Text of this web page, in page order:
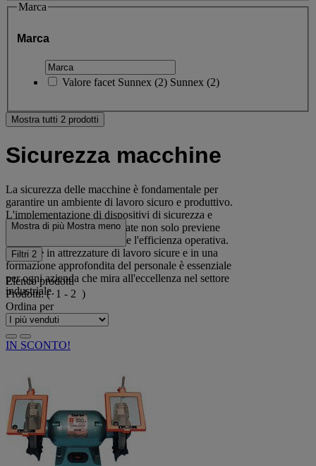
Marca
Marca
Valore facet Sunnex (2) Sunnex (2)
Mostra tutti 2 prodotti
Sicurezza macchine
La sicurezza delle macchine è fondamentale per
garantire un ambiente di lavoro sicuro e produttivo.
L'implementazione di dispositivi di sicurezza e
misure di protezione adeguate non solo previene
incidenti, ma migliora anche l'efficienza operativa.
Investire in attrezzature di lavoro sicure e in una
formazione approfondita del personale è essenziale
per ogni azienda che mira all'eccellenza nel settore
industriale.
Mostra di più Mostra meno
Filtri 2
Elenco prodotti
Prodotti:( 1 - 2 )
Ordina per
IN SCONTO!